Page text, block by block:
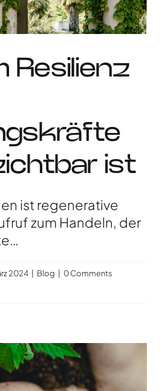
Resilienz
ist
ist regenerative
zum Handeln, der
2024 Blog
0 Comments